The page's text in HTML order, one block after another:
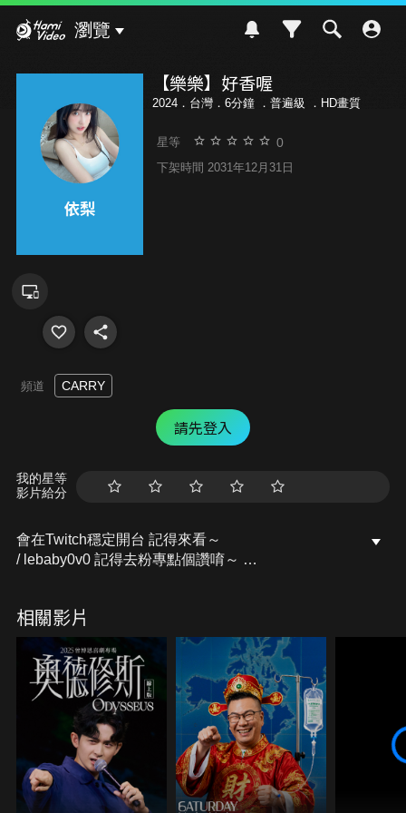
瀏覽
【樂樂】好香喔
2024．台灣．6分鐘 ． 普遍級 ．HD畫質
星等 0
下架時間 2031年12月31日
頻道 CARRY
請先登入
我的星等
影片給分
會在Twitch穩定開台 記得來看～
/ lebaby0v0 記得去粉專點個讚唷～
/ lebaby0v0 Instagram：lebaby0v0
/ lebaby0v0 本頻道授權相關請洽詢：
littlefish@mesports.com.tw
若非此窗口授權，一律概不承認。
業務合作請洽：san710501@mesports.com.tw
相關影片